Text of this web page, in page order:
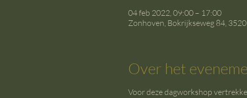
04 feb 2022, 09:00 – 17:00
Zonhoven, Bokrijkseweg 84,
Over het
Voor deze dagworkshop